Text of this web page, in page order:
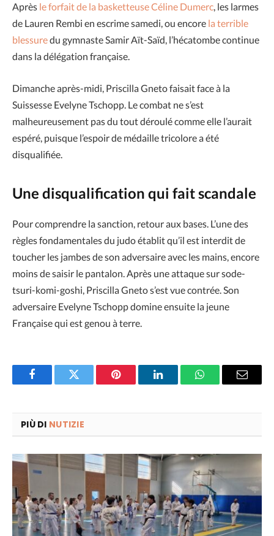
Après le forfait de la basketteuse Céline Dumerc, les larmes
de Lauren Rembi en escrime samedi, ou encore la terrible
blessuredu gymnaste Samir Aït-Saïd, l’hécatombe continue
dans la délégation française.
Dimanche après-midi, Priscilla Gneto faisait face à la
Suissesse Evelyne Tschopp. Le combat ne s’est
malheureusement pas du tout déroulé comme elle l’aurait
espéré, puisque l’espoir de médaille tricolore a été
disqualifiée.
Une disqualification qui fait scandale
Pour comprendre la sanction, retour aux bases. L’une des
règles fondamentales du judo établit qu’il est interdit de
toucher les jambes de son adversaire avec les mains, encore
moins de saisir le pantalon. Après une attaque sur sode-
tsuri-komi-goshi, Priscilla Gneto s’est vue contrée. Son
adversaire Evelyne Tschopp domine ensuite la jeune
Française qui est genou à terre.
FacebookTwitter Pinterest LinkedInWhatsAppEmail
PIÙ DI NUTIZIE